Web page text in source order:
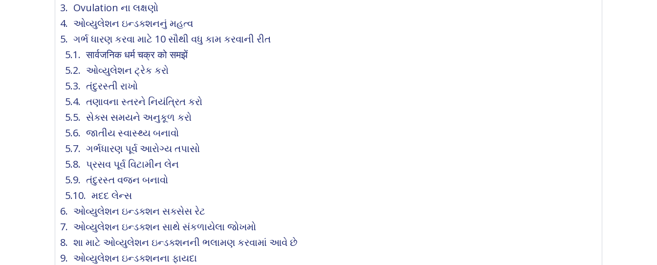
Ovulation ના લક્ષણો
ઓવ્યુલેશન ઇન્ડક્શનનું મહત્વ
ગર્ભ ધારણ કરવા માટે 10 સૌથી વધુ કામ કરવાની રીત
सार्वजनिक धर्म चक्र को समझें
ઓવ્યુલેશન ટ્રેક કરો
તંદુરસ્તી રાખો
તણાવના સ્તરને નિયંત્રિત કરો
સેક્સ સમયને અનુકૂળ કરો
જાતીય સ્વાસ્થ્ય બનાવો
ગર્ભધારણ પૂર્વ આરોગ્ય તપાસો
પ્રસવ પૂર્વ વિટામીન લેન
તંદુરસ્ત વજન બનાવો
મદદ લેન્સ
ઓવ્યુલેશન ઇન્ડક્શન સક્સેસ રેટ
ઓવ્યુલેશન ઇન્ડક્શન સાથે સંકળાયેલા જોખમો
શા માટે ઓવ્યુલેશન ઇન્ડક્શનની ભલામણ કરવામાં આવે છે
ઓવ્યુલેશન ઇન્ડક્શનના ફાયદા